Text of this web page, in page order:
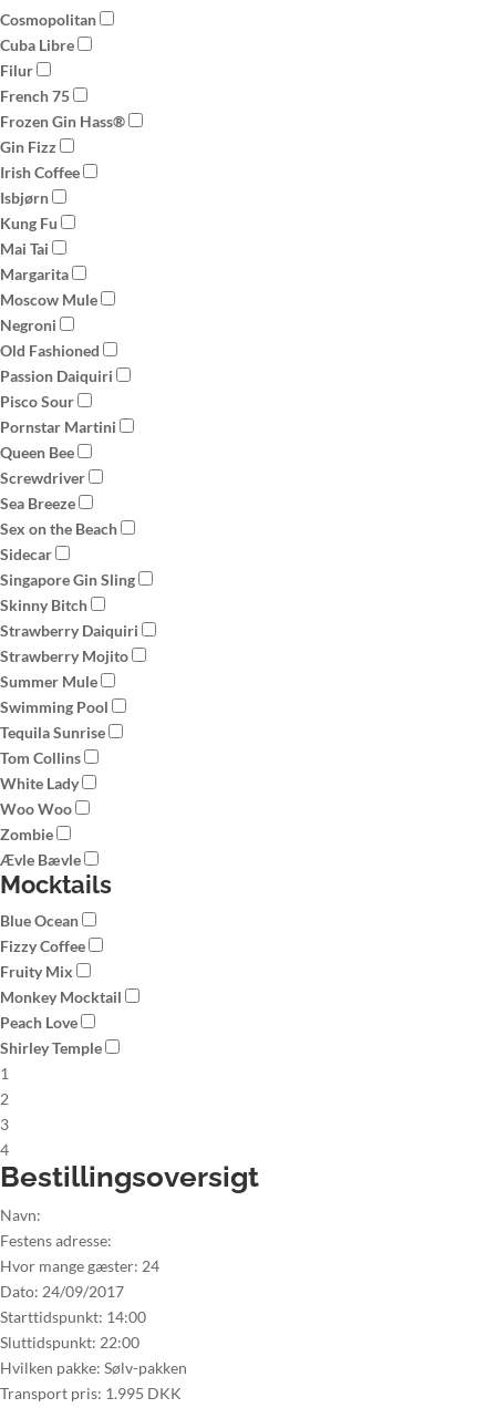
Cosmopolitan
Cuba Libre
Filur
French 75
Frozen Gin Hass®
Gin Fizz
Irish Coffee
Isbjørn
Kung Fu
Mai Tai
Margarita
Moscow Mule
Negroni
Old Fashioned
Passion Daiquiri
Pisco Sour
Pornstar Martini
Queen Bee
Screwdriver
Sea Breeze
Sex on the Beach
Sidecar
Singapore Gin Sling
Skinny Bitch
Strawberry Daiquiri
Strawberry Mojito
Summer Mule
Swimming Pool
Tequila Sunrise
Tom Collins
White Lady
Woo Woo
Zombie
Ævle Bævle
Mocktails
Blue Ocean
Fizzy Coffee
Fruity Mix
Monkey Mocktail
Peach Love
Shirley Temple
1
2
3
4
Bestillingsoversigt
Navn:
Festens adresse:
Hvor mange gæster: 24
Dato: 24/09/2017
Starttidspunkt: 14:00
Sluttidspunkt: 22:00
Hvilken pakke: Sølv-pakken
Transport pris: 1.995 DKK